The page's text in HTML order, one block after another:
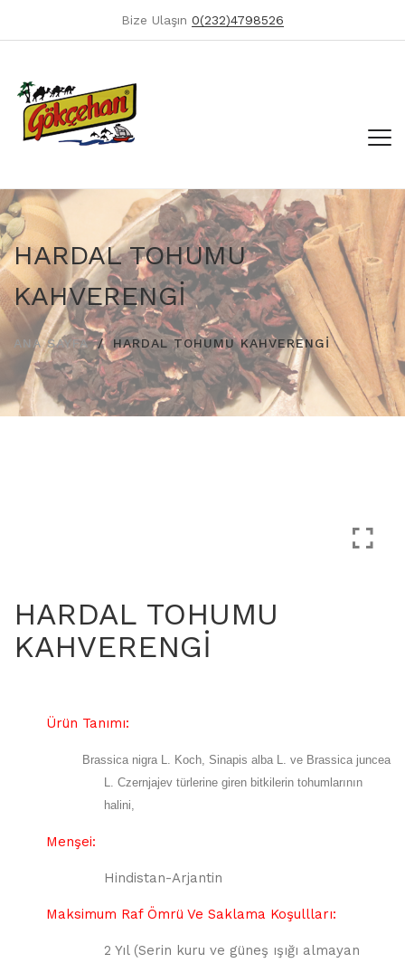
Bize Ulaşın 0(232)4798526
HARDAL TOHUMU
KAHVERENGİ
ANA SAYFA HARDAL TOHUMU KAHVERENGİ
HARDAL TOHUMU
KAHVERENGİ
Ürün Tanımı:
Brassica nigra L. Koch, Sinapis alba L. ve Brassica juncea
L. Czernjajev türlerine giren bitkilerin tohumlarının
halini,
Menşei:
Hindistan-Arjantin
Maksimum Raf Ömrü Ve Saklama Koşullları:
2 Yıl (Serin kuru ve güneş ışığı almayan